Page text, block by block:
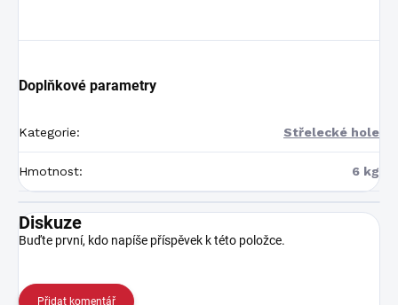
Doplňkové parametry
Kategorie: Střelecké hole
Hmotnost: 6 kg
Diskuze
Buďte první, kdo napíše příspěvek k této položce.
Přidat komentář